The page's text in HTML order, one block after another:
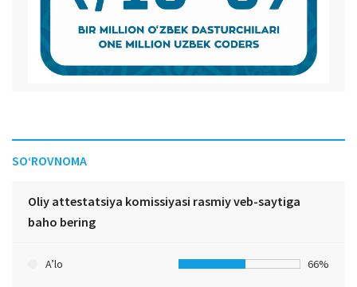
SO‘ROVNOMA
Oliy attestatsiya komissiyasi rasmiy veb-saytiga
baho bering
A’lo 66%